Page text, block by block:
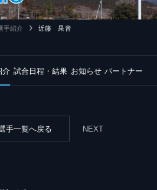
手紹介 近藤 果音
介 試合日程・結果 お知らせ パートナー
手一覧へ戻る NEXT